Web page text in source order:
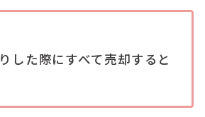
した際にすべて売却すると